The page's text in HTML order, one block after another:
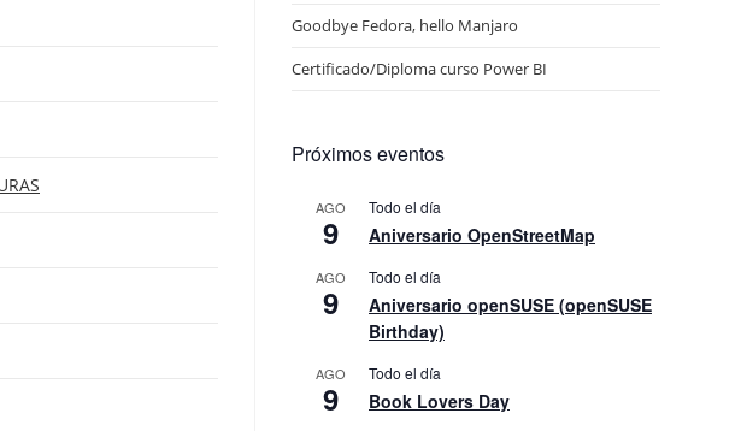
Goodbye Fedora, hello Manjaro
Certificado/Diploma curso Power BI
Próximos eventos
AGO
9
Todo el día
Aniversario OpenStreetMap
AGO
9
Todo el día
Aniversario openSUSE (openSUSE
Birthday)
AGO
9
Todo el día
Book Lovers Day